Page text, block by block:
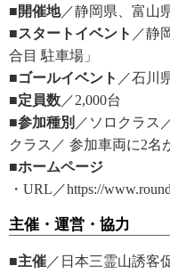
■開催地／静岡県、富山
■スタートイベント ／静
合目 駐車場」
■ゴールイベント ／石川
■定員数 ／2,000台
■参加種別 ／ソロクラス
クラス／ 参加車両に2名
■ホームページ
・URL／https://
主催・運営・協力
■主催 ／日本三霊山誘客